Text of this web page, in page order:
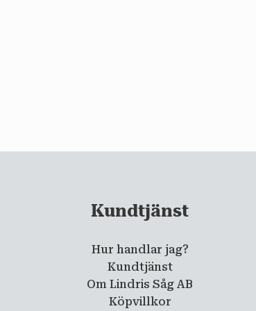
Kundtjänst
Hur handlar jag?
Kundtjänst
Om Lindris Såg AB
Köpvillkor